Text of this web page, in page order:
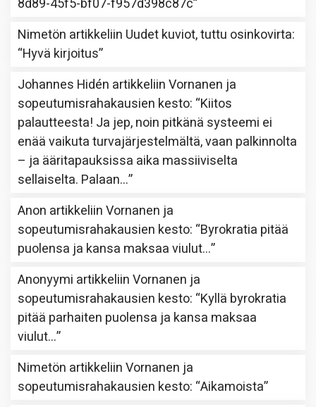
8d89-45f5-bf07-f957d398c87c”
Nimetön artikkeliin Uudet kuviot, tuttu osinkovirta:
“Hyvä kirjoitus”
Johannes Hidén artikkeliinVornanen ja
sopeutumisrahakausien kesto: “Kiitos
palautteesta! Ja jep, noin pitkänä systeemi ei
enää vaikuta turvajärjestelmältä, vaan palkinnolta
– ja ääritapauksissa aika massiiviselta
sellaiselta. Palaan…”
Anon artikkeliinVornanen ja
sopeutumisrahakausien kesto: “Byrokratia pitää
puolensa ja kansa maksaa viulut…”
Anonyymi artikkeliinVornanen ja
sopeutumisrahakausien kesto: “Kyllä byrokratia
pitää parhaiten puolensa ja kansa maksaa
viulut…”
Nimetön artikkeliinVornanen ja
sopeutumisrahakausien kesto: “Aikamoista”